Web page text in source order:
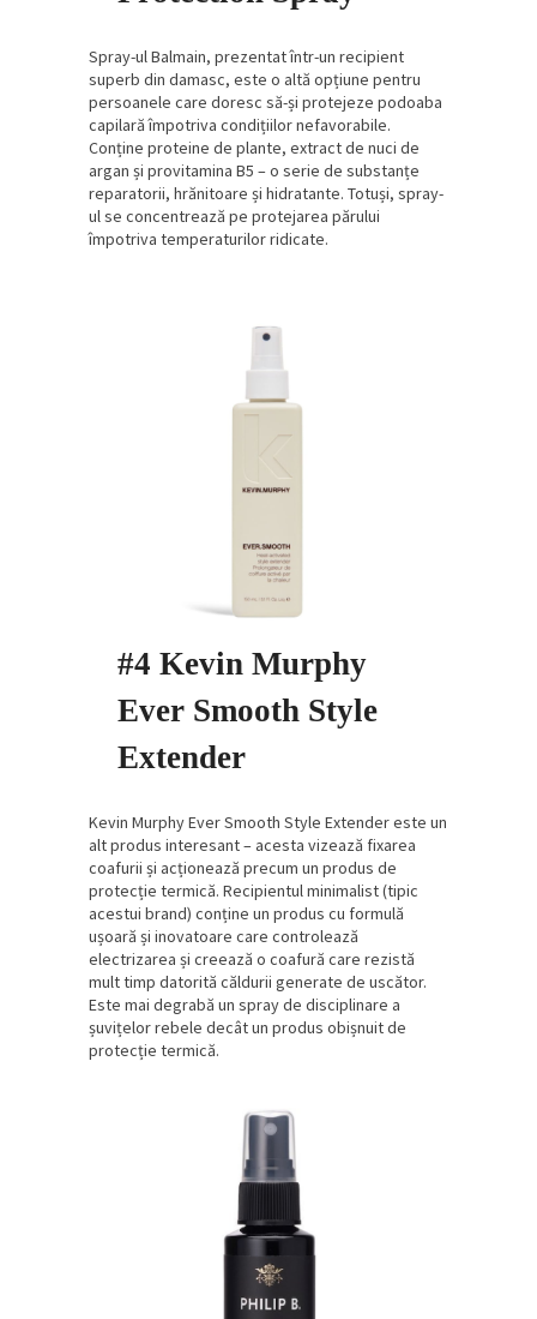
Spray-ul Balmain, prezentat într-un recipient
superb din damasc, este o altă opțiune pentru
persoanele care doresc să-și protejeze podoaba
capilară împotriva condițiilor nefavorabile.
Conține proteine de plante, extract de nuci de
argan și provitamina B5 – o serie de substanțe
reparatorii, hrănitoare și hidratante. Totuși, spray-
ul se concentrează pe protejarea părului
împotriva temperaturilor ridicate.
#4 Kevin Murphy
Ever Smooth Style
Extender
Kevin Murphy Ever Smooth Style Extender este un
alt produs interesant – acesta vizează fixarea
coafurii și acționează precum un produs de
protecție termică. Recipientul minimalist (tipic
acestui brand) conține un produs cu formulă
ușoară și inovatoare care controlează
electrizarea și creează o coafură care rezistă
mult timp datorită căldurii generate de uscător.
Este mai degrabă un spray de disciplinare a
șuvițelor rebele decât un produs obișnuit de
protecție termică.